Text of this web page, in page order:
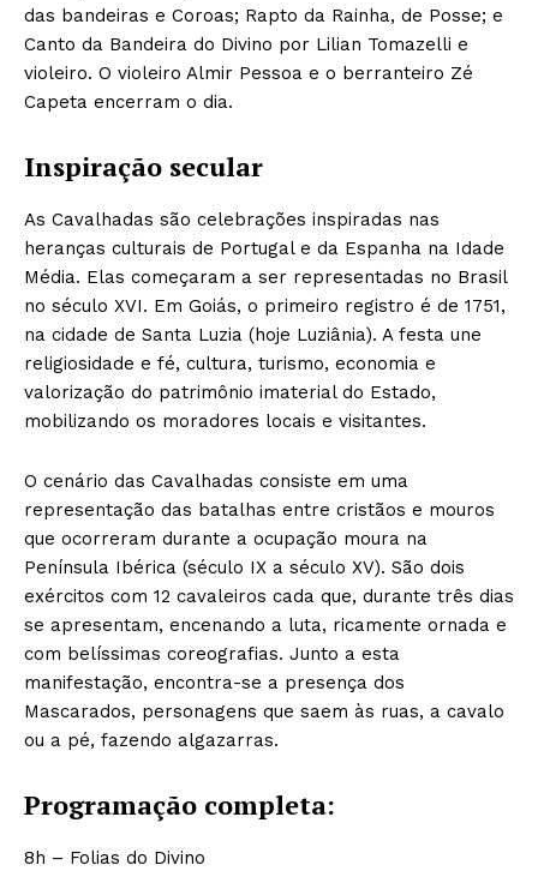
das bandeiras e Coroas; Rapto da Rainha, de Posse; e
Canto da Bandeira do Divino por Lilian Tomazelli e
violeiro. O violeiro Almir Pessoa e o berranteiro Zé
Capeta encerram o dia.
Inspiração secular
As Cavalhadas são celebrações inspiradas nas
heranças culturais de Portugal e da Espanha na Idade
Média. Elas começaram a ser representadas no Brasil
no século XVI. Em Goiás, o primeiro registro é de 1751,
na cidade de Santa Luzia (hoje Luziânia). A festa une
religiosidade e fé, cultura, turismo, economia e
valorização do patrimônio imaterial do Estado,
mobilizando os moradores locais e visitantes.
O cenário das Cavalhadas consiste em uma
representação das batalhas entre cristãos e mouros
que ocorreram durante a ocupação moura na
Península Ibérica (século IX a século XV). São dois
exércitos com 12 cavaleiros cada que, durante três dias
se apresentam, encenando a luta, ricamente ornada e
com belíssimas coreografias. Junto a esta
manifestação, encontra-se a presença dos
Mascarados, personagens que saem às ruas, a cavalo
ou a pé, fazendo algazarras.
Programação completa:
8h – Folias do Divino